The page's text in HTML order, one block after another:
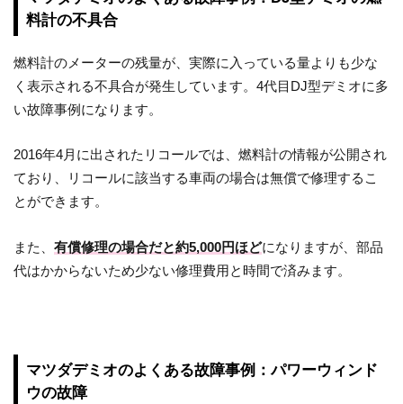
料計の不具合
燃料計のメーターの残量が、実際に入っている量よりも少な
く表示される不具合が発生しています。4代目DJ型デミオに多
い故障事例になります。
2016年4月に出されたリコールでは、燃料計の情報が公開され
ており、リコールに該当する車両の場合は無償で修理するこ
とができます。
また、有償修理の場合だと約5,000円ほどになりますが、部品
代はかからないため少ない修理費用と時間で済みます。
マツダデミオのよくある故障事例：パワーウィンド
ウの故障